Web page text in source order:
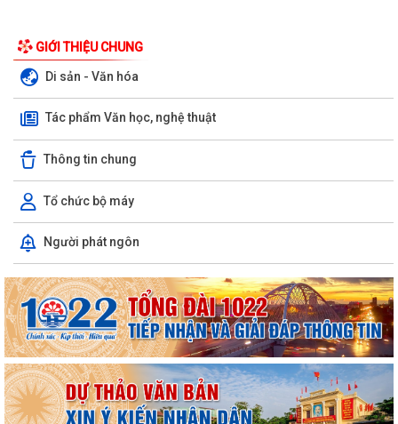
GIỚI THIỆU CHUNG
Di sản - Văn hóa
Tác phẩm Văn học, nghệ thuật
Thông tin chung
Tổ chức bộ máy
Người phát ngôn
bàn xã
Lãnh đạo xã Bình Giang kiểm tra tiến độ thi công các công trình trên
địa bàn
Về việc công khai danh mục thủ tục hành chính được sửa đổi, bổ sung,
thay thế, bị bãi bỏ thuộc...
Về việc công khai thủ tục hành chính ban hành mới, được sửa đổi, bổ
sung thuộc phạm vi chức năng...